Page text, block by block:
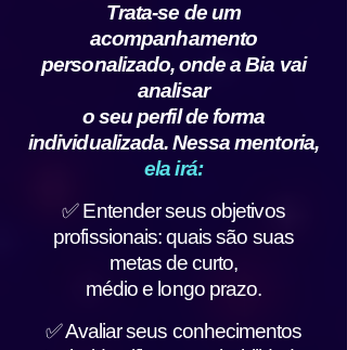
Trata-se de um
acompanhamento
personalizado, onde a Bia vai
analisar
o seu perfil de forma
individualizada. Nessa mentoria,
ela irá:
✅ Entender seus objetivos
profissionais: quais são suas
metas de curto,
médio e longo prazo.
✅ Avaliar seus conhecimentos